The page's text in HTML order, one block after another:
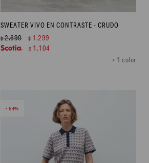
SWEATER VIVO EN CONTRASTE - CRUDO
+ 1 color
$2.690 $ 1.299
$ 1.104
54